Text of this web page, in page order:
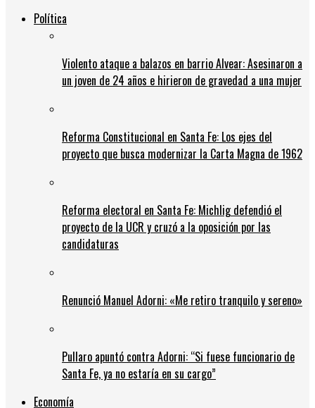
Política
Violento ataque a balazos en barrio Alvear: Asesinaron a
un joven de 24 años e hirieron de gravedad a una mujer
Reforma Constitucional en Santa Fe: Los ejes del
proyecto que busca modernizar la Carta Magna de 1962
Reforma electoral en Santa Fe: Michlig defendió el
proyecto de la UCR y cruzó a la oposición por las
candidaturas
Renunció Manuel Adorni: «Me retiro tranquilo y sereno»
Pullaro apuntó contra Adorni: “Si fuese funcionario de
Santa Fe, ya no estaría en su cargo”
Economía